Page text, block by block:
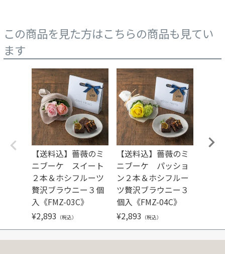
この商品を見た方はこちらの商品も見てい
ます
【送料込】薔薇のミ
ニブーケ スイート
２本＆ホシフルーツ
贅沢ブラウニー３個
入《FMZ-03C》
¥2,893 （税込）
【送料込】薔薇のミ
ニブーケ パッショ
ン２本＆ホシフルー
ツ贅沢ブラウニー３
個入《FMZ-04C》
¥2,893 （税込）